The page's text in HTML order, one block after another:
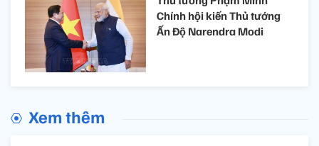
Chính hội kiến Thủ tướng
Ấn Độ Narendra Modi
Xem thêm